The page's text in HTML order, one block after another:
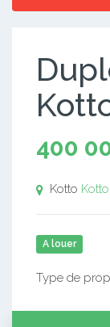
400
Kotto Kotto
A louer
Type de